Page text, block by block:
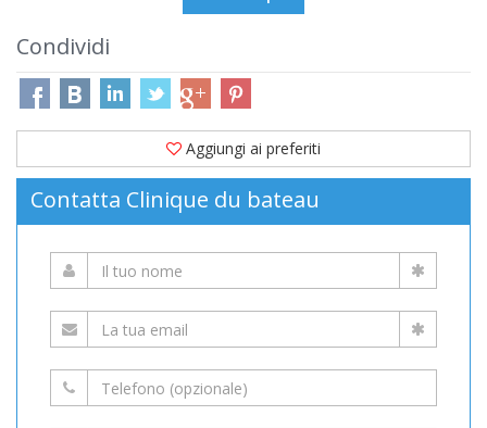
Condividi
Aggiungi ai preferiti
Contatta Clinique du bateau